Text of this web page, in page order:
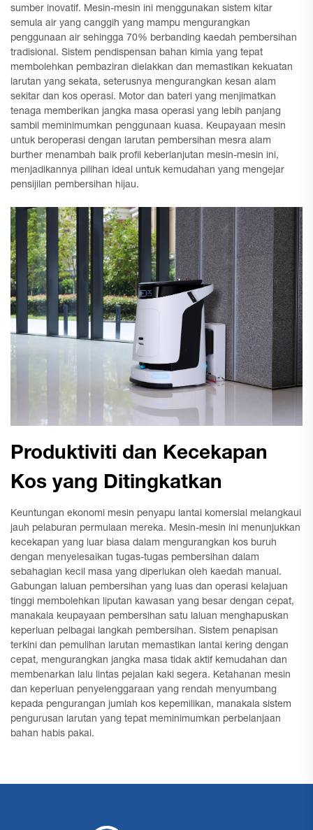
sumber inovatif. Mesin-mesin ini menggunakan sistem kitar
semula air yang canggih yang mampu mengurangkan
penggunaan air sehingga 70% berbanding kaedah pembersihan
tradisional. Sistem pendispensan bahan kimia yang tepat
membolehkan pembaziran dielakkan dan memastikan kekuatan
larutan yang sekata, seterusnya mengurangkan kesan alam
sekitar dan kos operasi. Motor dan bateri yang menjimatkan
tenaga memberikan jangka masa operasi yang lebih panjang
sambil meminimumkan penggunaan kuasa. Keupayaan mesin
untuk beroperasi dengan larutan pembersihan mesra alam
burther menambah baik profil keberlanjutan mesin-mesin ini,
menjadikannya pilihan ideal untuk kemudahan yang mengejar
pensijilan pembersihan hijau.
Produktiviti dan Kecekapan
Kos yang Ditingkatkan
Keuntungan ekonomi mesin penyapu lantai komersial melangkaui
jauh pelaburan permulaan mereka. Mesin-mesin ini menunjukkan
kecekapan yang luar biasa dalam mengurangkan kos buruh
dengan menyelesaikan tugas-tugas pembersihan dalam
sebahagian kecil masa yang diperlukan oleh kaedah manual.
Gabungan laluan pembersihan yang luas dan operasi kelajuan
tinggi membolehkan liputan kawasan yang besar dengan cepat,
manakala keupayaan pembersihan satu laluan menghapuskan
keperluan pelbagai langkah pembersihan. Sistem penapisan
terkini dan pemulihan larutan memastikan lantai kering dengan
cepat, mengurangkan jangka masa tidak aktif kemudahan dan
membenarkan lalu lintas pejalan kaki segera. Ketahanan mesin
dan keperluan penyelenggaraan yang rendah menyumbang
kepada pengurangan jumlah kos kepemilikan, manakala sistem
pengurusan larutan yang tepat meminimumkan perbelanjaan
bahan habis pakai.